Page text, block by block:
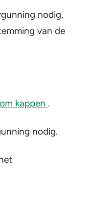
nodig,
van de
kappen (opent in
.
nodig.
nieuw tabblad)